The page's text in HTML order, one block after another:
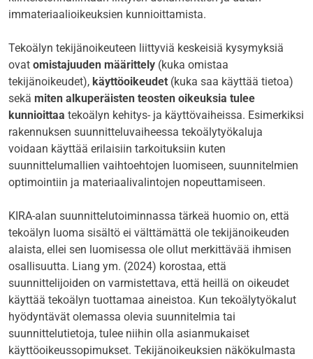
immateriaalioikeuksien kunnioittamista.
Tekoälyn tekijänoikeuteen liittyviä keskeisiä kysymyksiä
ovat omistajuuden määrittely (kuka omistaa
tekijänoikeudet), käyttöoikeudet (kuka saa käyttää tietoa)
sekä miten alkuperäisten teosten oikeuksia tulee
kunnioittaa tekoälyn kehitys- ja käyttövaiheissa. Esimerkiksi
rakennuksen suunnitteluvaiheessa tekoälytyökaluja
voidaan käyttää erilaisiin tarkoituksiin kuten
suunnittelumallien vaihtoehtojen luomiseen, suunnitelmien
optimointiin ja materiaalivalintojen nopeuttamiseen.
KIRA-alan suunnittelutoiminnassa tärkeä huomio on, että
tekoälyn luoma sisältö ei välttämättä ole tekijänoikeuden
alaista, ellei sen luomisessa ole ollut merkittävää ihmisen
osallisuutta. Liang ym. (2024) korostaa, että
suunnittelijoiden on varmistettava, että heillä on oikeudet
käyttää tekoälyn tuottamaa aineistoa. Kun tekoälytyökalut
hyödyntävät olemassa olevia suunnitelmia tai
suunnittelutietoja, tulee niihin olla asianmukaiset
käyttöoikeussopimukset. Tekijänoikeuksien näkökulmasta